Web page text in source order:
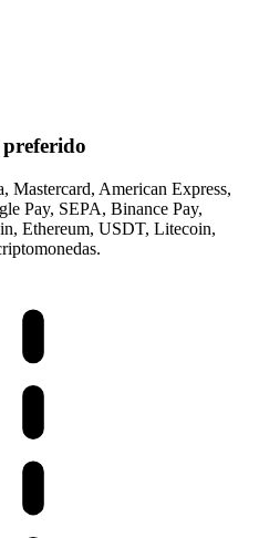
Mastercard, American Express,
Pay, SEPA, Binance Pay,
Ethereum, USDT, Litecoin,